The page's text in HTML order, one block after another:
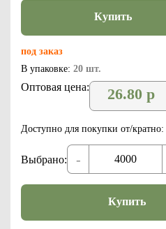
Купить
под заказ
В упаковке: 20 шт.
Оптовая цена: 26.80 р
Доступно для покупки от/кратно:
Выбрано: -
Купить